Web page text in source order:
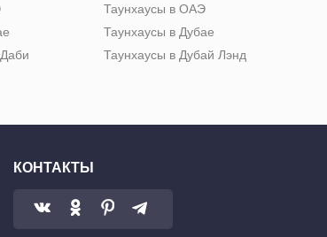
Таунхаусы в ОАЭ
Таунхаусы в Дубае
Таунхаусы в Дубай Лэнд
КОНТАКТЫ